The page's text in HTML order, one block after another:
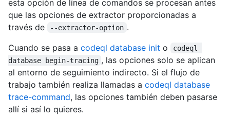
esta opción de línea de comandos se procesan antes
que las opciones de extractor proporcionadas a
través de
--extractor-option .
Cuando se pasa a codeql database init o
codeql
database begin-tracing , las opciones solo se aplican
al entorno de seguimiento indirecto. Si el flujo de
trabajo también realiza llamadas a codeql database
trace-command, las opciones también deben pasarse
allí si así lo quieres.